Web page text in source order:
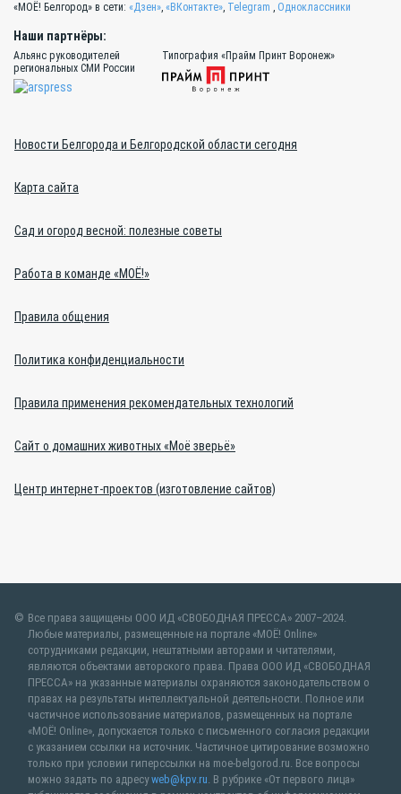
«МОЁ! Белгород» в сети: «Дзен», «ВКонтакте», Telegram , Одноклассники
Наши партнёры:
Альянс руководителей
региональных СМИ России
Типография «Прайм Принт Воронеж»
Новости Белгорода и Белгородской области сегодня
Карта сайта
Сад и огород весной: полезные советы
Работа в команде «МОЁ!»
Правила общения
Политика конфиденциальности
Правила применения рекомендательных технологий
Сайт о домашних животных «Моё зверьё»
Центр интернет-проектов (изготовление сайтов)
Все права защищены ООО ИД «СВОБОДНАЯ ПРЕССА» 2007–2024.
Любые материалы, размещенные на портале «МОЁ! Online»
сотрудниками редакции, нештатными авторами и читателями,
являются объектами авторского права. Права ООО ИД «СВОБОДНАЯ
ПРЕССА» на указанные материалы охраняются законодательством о
правах на результаты интеллектуальной деятельности. Полное или
частичное использование материалов, размещенных на портале
«МОЁ! Online», допускается только с письменного согласия редакции
с указанием ссылки на источник. Частичное цитирование возможно
только при условии гиперссылки на moe-belgorod.ru. Все вопросы
можно задать по адресуweb@kpv.ru. В рубрике «От первого лица»